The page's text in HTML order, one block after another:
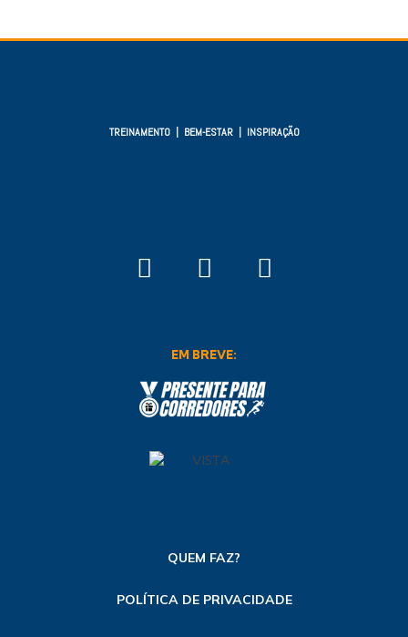
TREINAMENTO | BEM-ESTAR | INSPIRAÇÃO
EM BREVE:
QUEM FAZ?
POLÍTICA DE PRIVACIDADE